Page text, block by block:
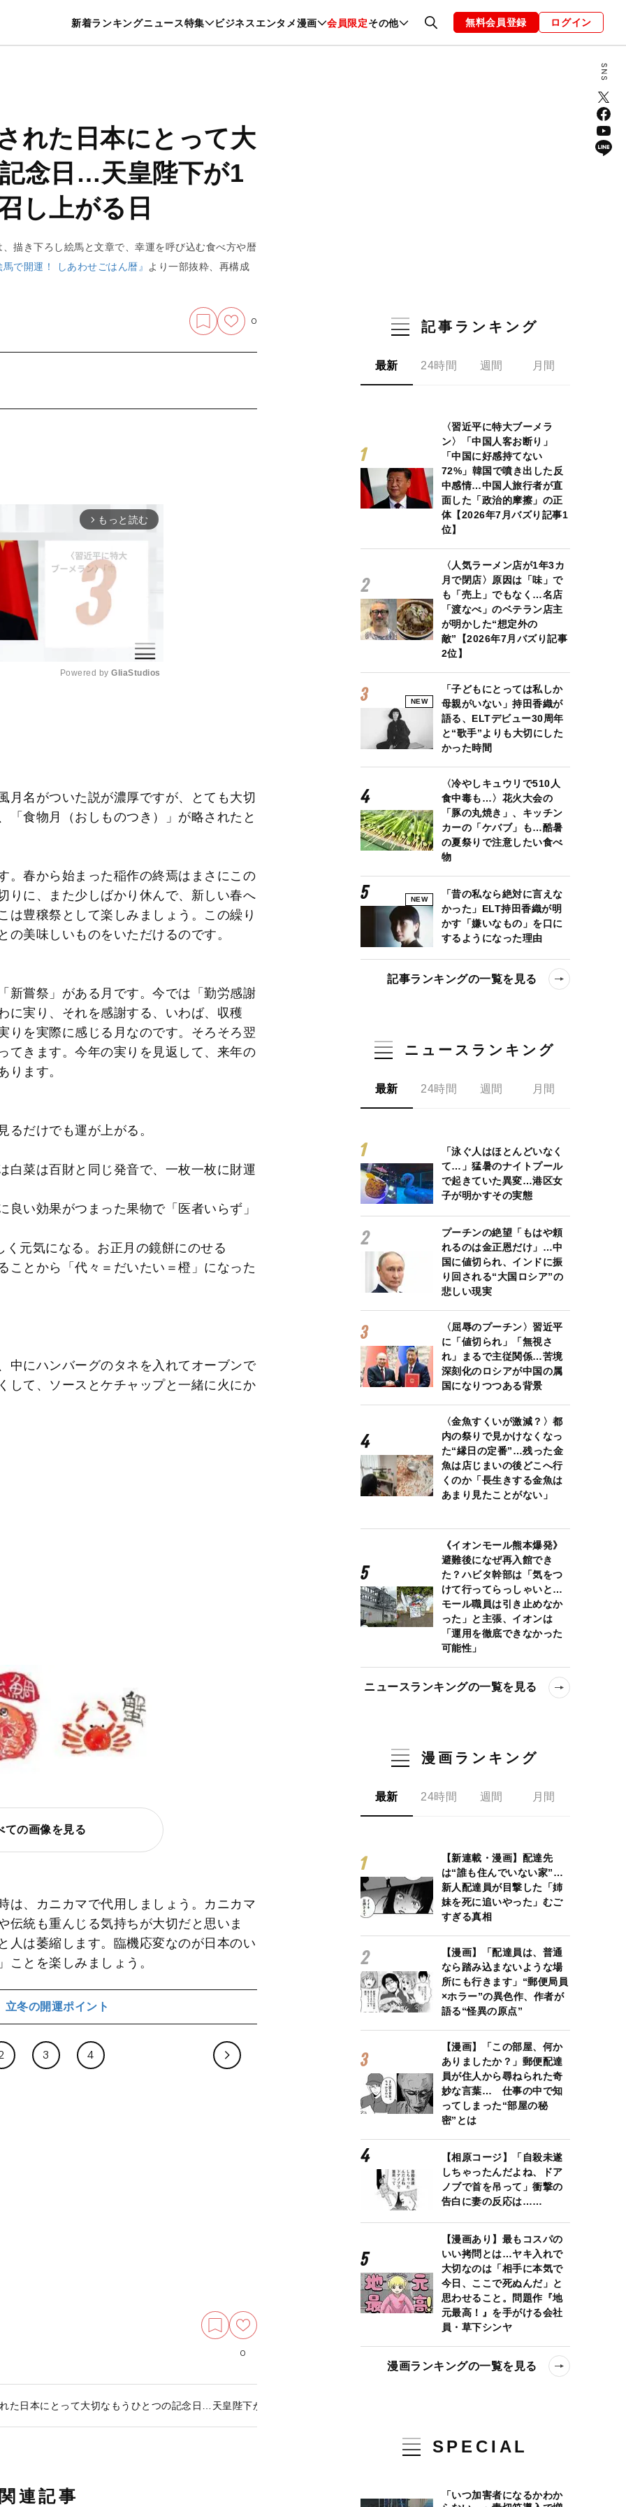
新着ランキングニュース特集 ビジネスエンタメ漫画 会員限定その他
暮らし スポーツ ヘルスケア 美容 グルメ ファッション 恋愛・結婚 編集部 お知らせ
無料会員登録 ログイン
れた日本にとって大
念日…天皇陛下が1
し上がる日
描き下ろし絵馬と文章で、幸運を呼び込む食べ方や暦
馬で開運！ しあわせごはん暦』
より一部抜粋、再構成
0
arrow_forward_ios もっと読む
Powered by GliaStudios
月名がついた説が濃厚ですが、とても大切
「食物月（おしものつき）」が略されたと
。春から始まった稲作の終焉はまさにこの
りに、また少しばかり休んで、新しい春へ
は豊穣祭として楽しみましょう。この繰り
美味しいものをいただけるのです。
新嘗祭」がある月です。今では「勤労感謝
に実り、それを感謝する、いわば、収穫
りを実際に感じる月なのです。そろそろ翌
てきます。今年の実りを見返して、来年の
ります。
だけでも運が上がる。
菜は百財と同じ発音で、一枚一枚に財運
い効果がつまった果物で「医者いらず」
元気になる。お正月の鏡餅にのせる
ことから「代々＝だいたい＝橙」になった
中にハンバーグのタネを入れてオーブンで
して、ソースとケチャップと一緒に火にか
ての画像を見る
は、カニカマで代用しましょう。カニカマ
伝統も重んじる気持ちが大切だと思いま
人は萎縮します。臨機応変なのが日本のい
ことを楽しみましょう。
立冬の開運ポイント
3 4
0
た日本にとって大切なもうひとつの記念日…天皇陛下が1年で初めて新米を召し上がる日
連記事
記事ランキング
最新 24時間 週間 月間
〈習近平に特大ブーメラ
ン〉「中国人客お断り」
「中国に好感持てない
72%」韓国で噴き出した反
中感情…中国人旅行者が直
面した「政治的摩擦」の正
体【2026年7月バズり記事1
位】
〈人気ラーメン店が1年3カ
月で閉店〉原因は「味」で
も「売上」でもなく…名店
「渡なべ」のベテラン店主
が明かした“想定外の
敵”【2026年7月バズり記事
2位】
NEW
「子どもにとっては私しか
母親がいない」持田香織が
語る、ELTデビュー30周年
と“歌手”よりも大切にした
かった時間
〈冷やしキュウリで510人
食中毒も…〉花火大会の
「豚の丸焼き」、キッチン
カーの「ケバブ」も…酷暑
の夏祭りで注意したい食べ
物
NEW
「昔の私なら絶対に言えな
かった」ELT持田香織が明
かす「嫌いなもの」を口に
するようになった理由
記事ランキングの一覧を見る
ニュースランキング
最新 24時間 週間 月間
「泳ぐ人はほとんどいなく
て…」猛暑のナイトプール
で起きていた異変…港区女
子が明かすその実態
プーチンの絶望「もはや頼
れるのは金正恩だけ」…中
国に値切られ、インドに振
り回される“大国ロシア”の
悲しい現実
〈屈辱のプーチン〉習近平
に「値切られ」「無視さ
れ」まるで主従関係…苦境
深刻化のロシアが中国の属
国になりつつある背景
〈金魚すくいが激減？〉都
内の祭りで見かけなくなっ
た“縁日の定番”…残った金
魚は店じまいの後どこへ行
くのか「長生きする金魚は
あまり見たことがない」
《イオンモール熊本爆発》
避難後になぜ再入館でき
た？ハビタ幹部は「気をつ
けて行ってらっしゃいと…
モール職員は引き止めなか
った」と主張、イオンは
「運用を徹底できなかった
可能性」
ニュースランキングの一覧を見る
漫画ランキング
最新 24時間 週間 月間
【新連載・漫画】配達先
は“誰も住んでいない家”…
新人配達員が目撃した「姉
妹を死に追いやった」むご
すぎる真相
【漫画】「配達員は、普通
なら踏み込まないような場
所にも行きます」“郵便局員
×ホラー”の異色作、作者が
語る“怪異の原点”
【漫画】「この部屋、何か
ありましたか？」郵便配達
員が住人から尋ねられた奇
妙な言葉… 仕事の中で知
ってしまった“部屋の秘
密”とは
【相原コージ】「自殺未遂
しちゃったんだよね、ドア
ノブで首を吊って」衝撃の
告白に妻の反応は……
【漫画あり】最もコスパの
いい拷問とは…ヤキ入れで
大切なのは「相手に本気で
今日、ここで死ぬんだ」と
思わせること。問題作『地
元最高！』を手がける会社
員・草下シンヤ
漫画ランキングの一覧を見る
SPECIAL
「いつ加害者になるかわか